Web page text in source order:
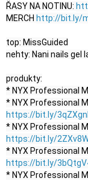
ŘASY NA NOTINU:
MERCH http://bit.ly/
top: MissGuided
nehty: Nani nails gel
produkty:
* NYX Professional
* NYX Professional
https://bit.ly/
* NYX Professional
https://bit.ly/
* NYX Professional
https://bit.ly/
* NYX Professional